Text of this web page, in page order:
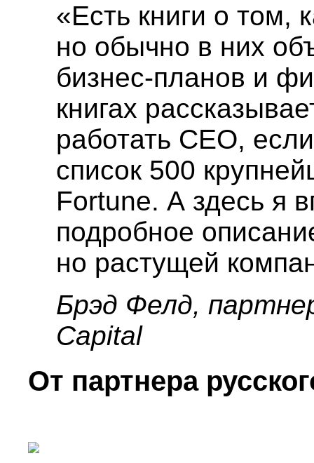
«Есть книги о том,
но обычно в них
бизнес-планов и
книгах
работать СЕО,
список 500
Fortune. А здесь я
подробное
но растущей
Брэд Фелд,
Capital
От партнера